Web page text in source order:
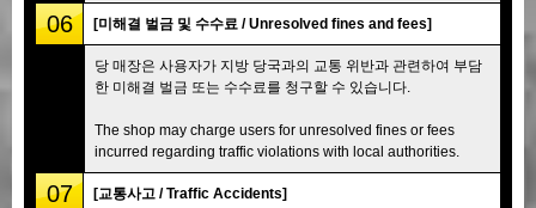
06 [미해결 벌금 및 수수료 / Unresolved fines and fees]
당 매장은 사용자가 지방 당국과의 교통 위반과 관련하여 부담
한 미해결 벌금 또는 수수료를 청구할 수 있습니다.
The shop may charge users for unresolved fines or fees
incurred regarding traffic violations with local authorities.
07 [교통사고 / Traffic Accidents]